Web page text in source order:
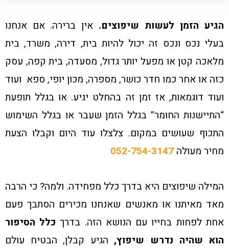
הגיע הזמן לעשות שיפוצים. אין ברירה. אם אנחנו
בעלי נכס ונכס זה יכול להיות בית, דירה, משרד, בית
מלאכה קטן או מפעל יותר גדול, מסעדה, בית קפה, עסק
כזה או אחר כמו חדר כושר, מספרה, מכון יופי, ספא ועוד
ועוד דוגמאות, אז זמן זה בהחלט יגיע. או בגלל תופעת
“התיישנות החומר” בגלל הזמן שעבר או בגלל השימוש
התכוף שעושים במקום. צלצלו עוד היום וקבלו הצעת
מחיר מעולה 052-754-3147
המילה שיפוצים היא בדרך כלל מפחידה. ולמה? כי הרבה
מאד מאיתנו או מאנשים שאנחנו מכירים הסתבך פעם
אחת לפחות בחייו עם הנושא הזה. בדרך כלל הסיפור
הוא שהיה נדרש שיפוץ, הגיע קבלן, הבטיח עולם